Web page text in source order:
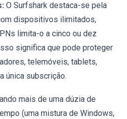
O Surfshark destaca-se pela
dispositivos ilimitados,
limita-o a cinco ou dez
significa que pode proteger
telemóveis, tablets,
única subscrição.
mais de uma dúzia de
(uma mistura de Windows,